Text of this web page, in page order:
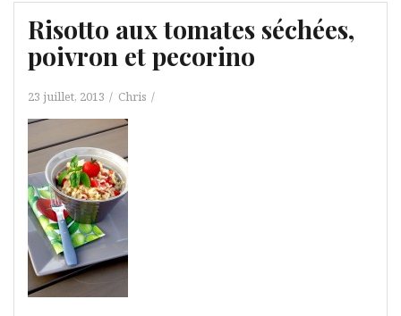
Risotto aux tomates séchées,
poivron et pecorino
23 juillet, 2013 Chris